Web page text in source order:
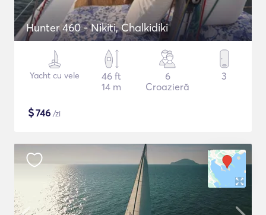
Hunter 460 - Nikiti, Chalkidiki
Yacht cu vele
46 ft
14 m
6
Croazieră
3
$746 /zi